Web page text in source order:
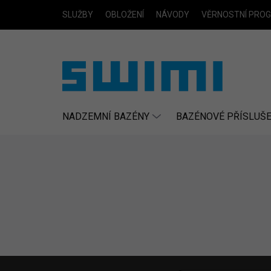
obsah
SLUŽBY OBLOŽENÍ NÁVODY VĚRNOSTNÍ
NADZEMNÍ BAZÉNY BAZÉNOVÉ